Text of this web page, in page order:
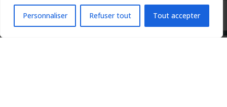
Personnaliser Refuser tout Tout accepter
Copyright 2024 Apprendre-la-flute-traversiere.comDesign by Agenz